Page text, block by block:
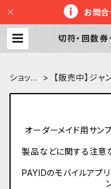
お問
切符・回数
ショップ
【販売中】ジャ
オーダーメイド用サン
製品などに関する注意
PAYIDのモバイルアプ